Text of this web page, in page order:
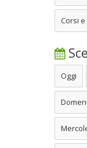
Corsi
Oggi